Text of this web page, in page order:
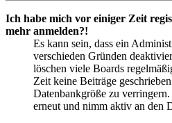
Ich habe mich vor einiger Zeit
mehr anmelden?!
Es kann sein, dass ein
verschieden Gründen
löschen viele Boards
Zeit keine Beiträge
Datenbankgröße zu
erneut und nimm aktiv an den